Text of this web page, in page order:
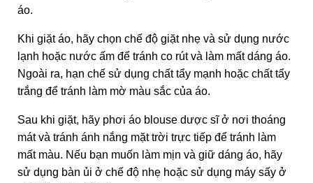
áo.
Khi giặt áo, hãy chọn chế độ giặt nhẹ và sử dụng nước
lạnh hoặc nước ấm để tránh co rút và làm mất dáng áo.
Ngoài ra, hạn chế sử dụng chất tẩy mạnh hoặc chất tẩy
trắng để tránh làm mờ màu sắc của áo.
Sau khi giặt, hãy phơi áo blouse dược sĩ ở nơi thoáng
mát và tránh ánh nắng mặt trời trực tiếp để tránh làm
mất màu. Nếu bạn muốn làm mịn và giữ dáng áo, hãy
sử dụng bàn ủi ở chế độ nhẹ hoặc sử dụng máy sấy ở